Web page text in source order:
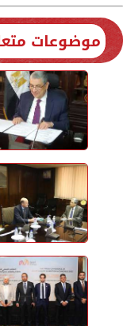
موضوعات